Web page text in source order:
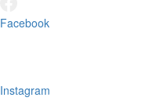
Facebook
Instagram